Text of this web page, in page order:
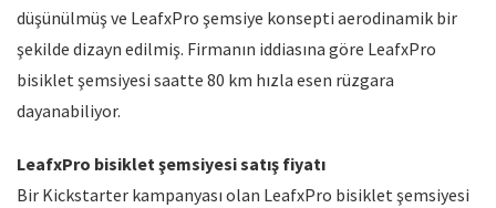
düşünülmüş ve LeafxPro şemsiye konsepti aerodinamik bir
şekilde dizayn edilmiş. Firmanın iddiasına göre LeafxPro
bisiklet şemsiyesi saatte 80 km hızla esen rüzgara
dayanabiliyor.
LeafxPro bisiklet şemsiyesi satış fiyatı
Bir Kickstarter kampanyası olan LeafxPro bisiklet şemsiyesi